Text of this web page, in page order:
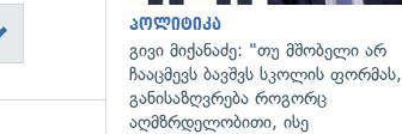
პოლიტიკა
გივი მიქანაძე: "თუ მშობელი არ
ჩააცმევს ბავშვს სკოლის ფორმას,
განისაზღვრება როგორც
აღმზრდელობითი, ისე